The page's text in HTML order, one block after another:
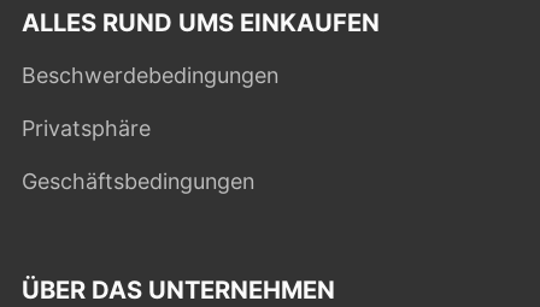
ALLES RUND UMS EINKAUFEN
Beschwerdebedingungen
Privatsphäre
Geschäftsbedingungen
ÜBER DAS UNTERNEHMEN